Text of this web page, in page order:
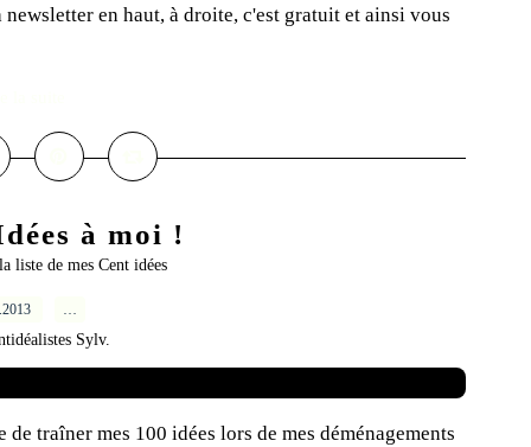
en haut, à droite, c'est gratuit et ainsi vous
à moi !
liste de mes Cent idées
…
Sylv.
traîner mes 100 idées lors de mes déménagements